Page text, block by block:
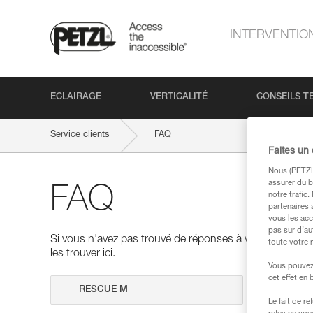
ECLAIRAGE VERTICALITÉ CONSEILS
Service clients FAQ
FAQ
Si vous n'avez pas trouvé de réponses à vos
les trouver ici.
Faites un
Nous
assurer du
notre trafic.
partenaires
vous les
pas sur
toute votre
Vous
cet effet en
Le fait de